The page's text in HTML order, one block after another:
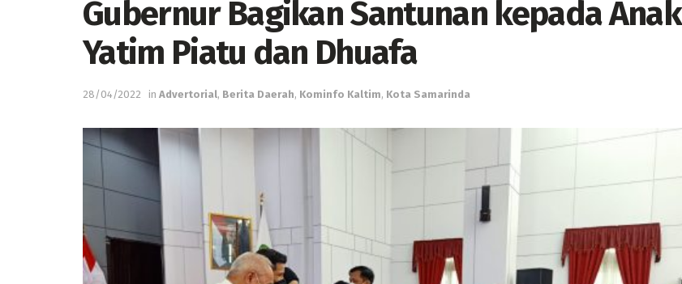
Gubernur Bagikan Santunan kepada Anak
Yatim Piatu dan Dhuafa
28/04/2022 in Advertorial, Berita Daerah, Kominfo Kaltim, Kota Samarinda